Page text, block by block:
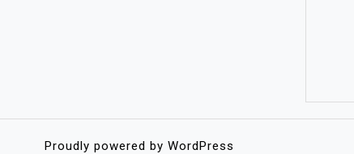
Proudly powered by WordPress